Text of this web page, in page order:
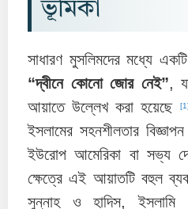
ভূমিকা
সাধারণ মুসলিমদের মধ্যে
“দ্বীনে কোনো জোর নেই”,
আয়াতে উল্লেখ করা হয়েছে
[1]
ইসলামের সহনশীলতার
ইউরোপ আমেরিকা বা সভ্য
ক্ষেত্রে এই আয়াতটি বহুল
সুন্নাহ ও হাদিস,